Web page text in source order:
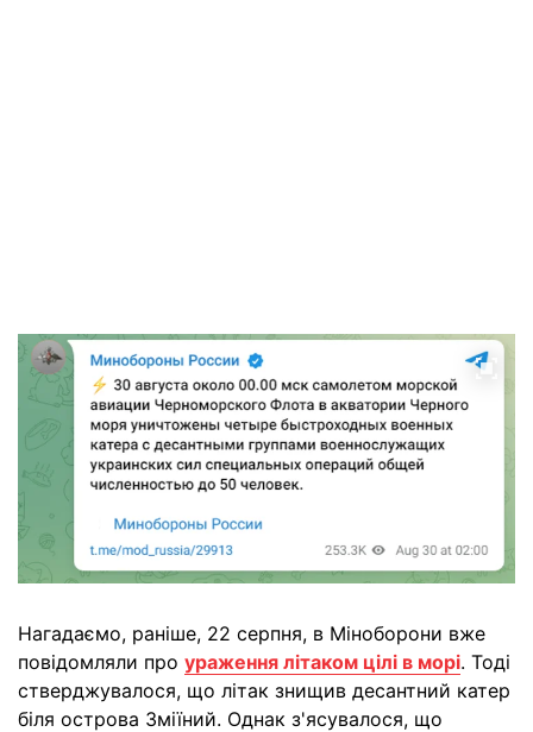
Нагадаємо, раніше, 22 серпня, в Міноборони вже
повідомляли про ураження літаком цілі в морі. Тоді
стверджувалося, що літак знищив десантний катер
біля острова Зміїний. Однак з'ясувалося, що